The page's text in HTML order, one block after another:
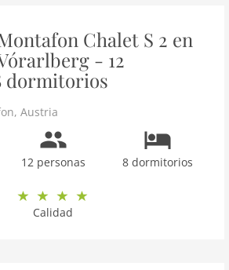
Chalet S 2 en
- 12
dormitorios
, Austria
12 personas 8 dormitorios
Calidad